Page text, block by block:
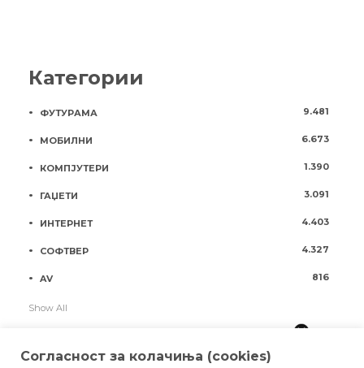
Категории
ФУТУРАМА 9.481
МОБИЛНИ 6.673
КОМПЈУТЕРИ 1.390
ГАЏЕТИ 3.091
ИНТЕРНЕТ 4.403
СОФТВЕР 4.327
AV 816
Show All
Согласност за колачиња (cookies)